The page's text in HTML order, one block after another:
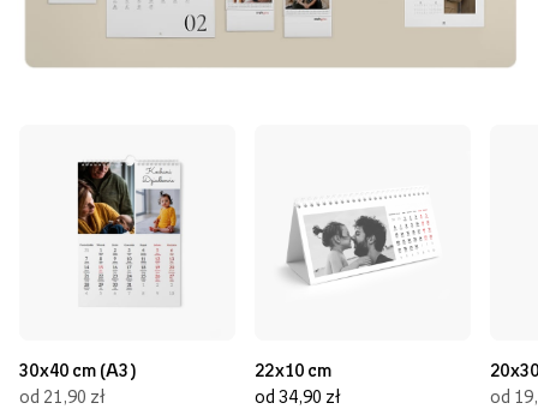
30x40 cm (A3)
od 21,90 zł
22x10 cm
od 34,90 zł
od